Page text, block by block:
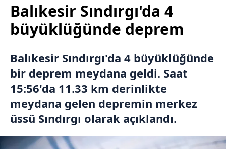
Balıkesir Sındırgı'da 4
büyüklüğünde deprem
Balıkesir Sındırgı'da 4 büyüklüğünde
bir deprem meydana geldi. Saat
15:56'da 11.33 km derinlikte
meydana gelen depremin merkez
üssü Sındırgı olarak açıklandı.